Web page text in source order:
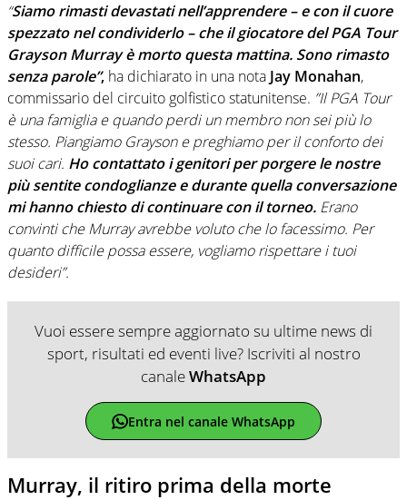
“Siamo rimasti devastati nell’apprendere – e con il cuore
spezzato nel condividerlo – che il giocatore del PGA Tour
Grayson Murray è morto questa mattina. Sono rimasto
senza parole”, ha dichiarato in una nota Jay Monahan,
commissario del circuito golfistico statunitense. ”Il PGA Tour
è una famiglia e quando perdi un membro non sei più lo
stesso. Piangiamo Grayson e preghiamo per il conforto dei
suoi cari. Ho contattato i genitori per porgere le nostre
più sentite condoglianze e durante quella conversazione
mi hanno chiesto di continuare con il torneo. Erano
convinti che Murray avrebbe voluto che lo facessimo. Per
quanto difficile possa essere, vogliamo rispettare i tuoi
desideri”.
Vuoi essere sempre aggiornato su ultime news di
sport, risultati ed eventi live? Iscriviti al nostro
canaleWhatsApp
Entra nel canale WhatsApp
Murray, il ritiro prima della morte